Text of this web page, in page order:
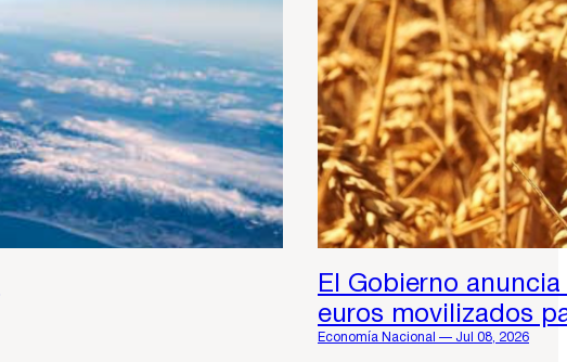
El Gobierno
euros movilizados
Economía Nacional — Jul 08, 2026